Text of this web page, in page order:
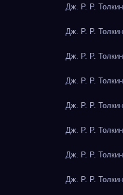
Дж. Р. Р.
Дж. Р. Р.
Дж. Р. Р.
Дж. Р. Р.
Дж. Р. Р.
Дж. Р. Р.
Дж. Р. Р.
Дж. Р. Р.